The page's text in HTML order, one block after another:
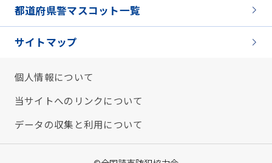
都道府県警マスコット一覧
サイトマップ
個人情報について
当サイトへのリンクについて
データの収集と利用について